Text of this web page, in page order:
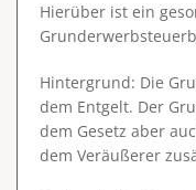
Hierüber ist ein
Hintergrund: Die
dem Entgelt. Der
dem Gesetz aber
dem Veräußerer